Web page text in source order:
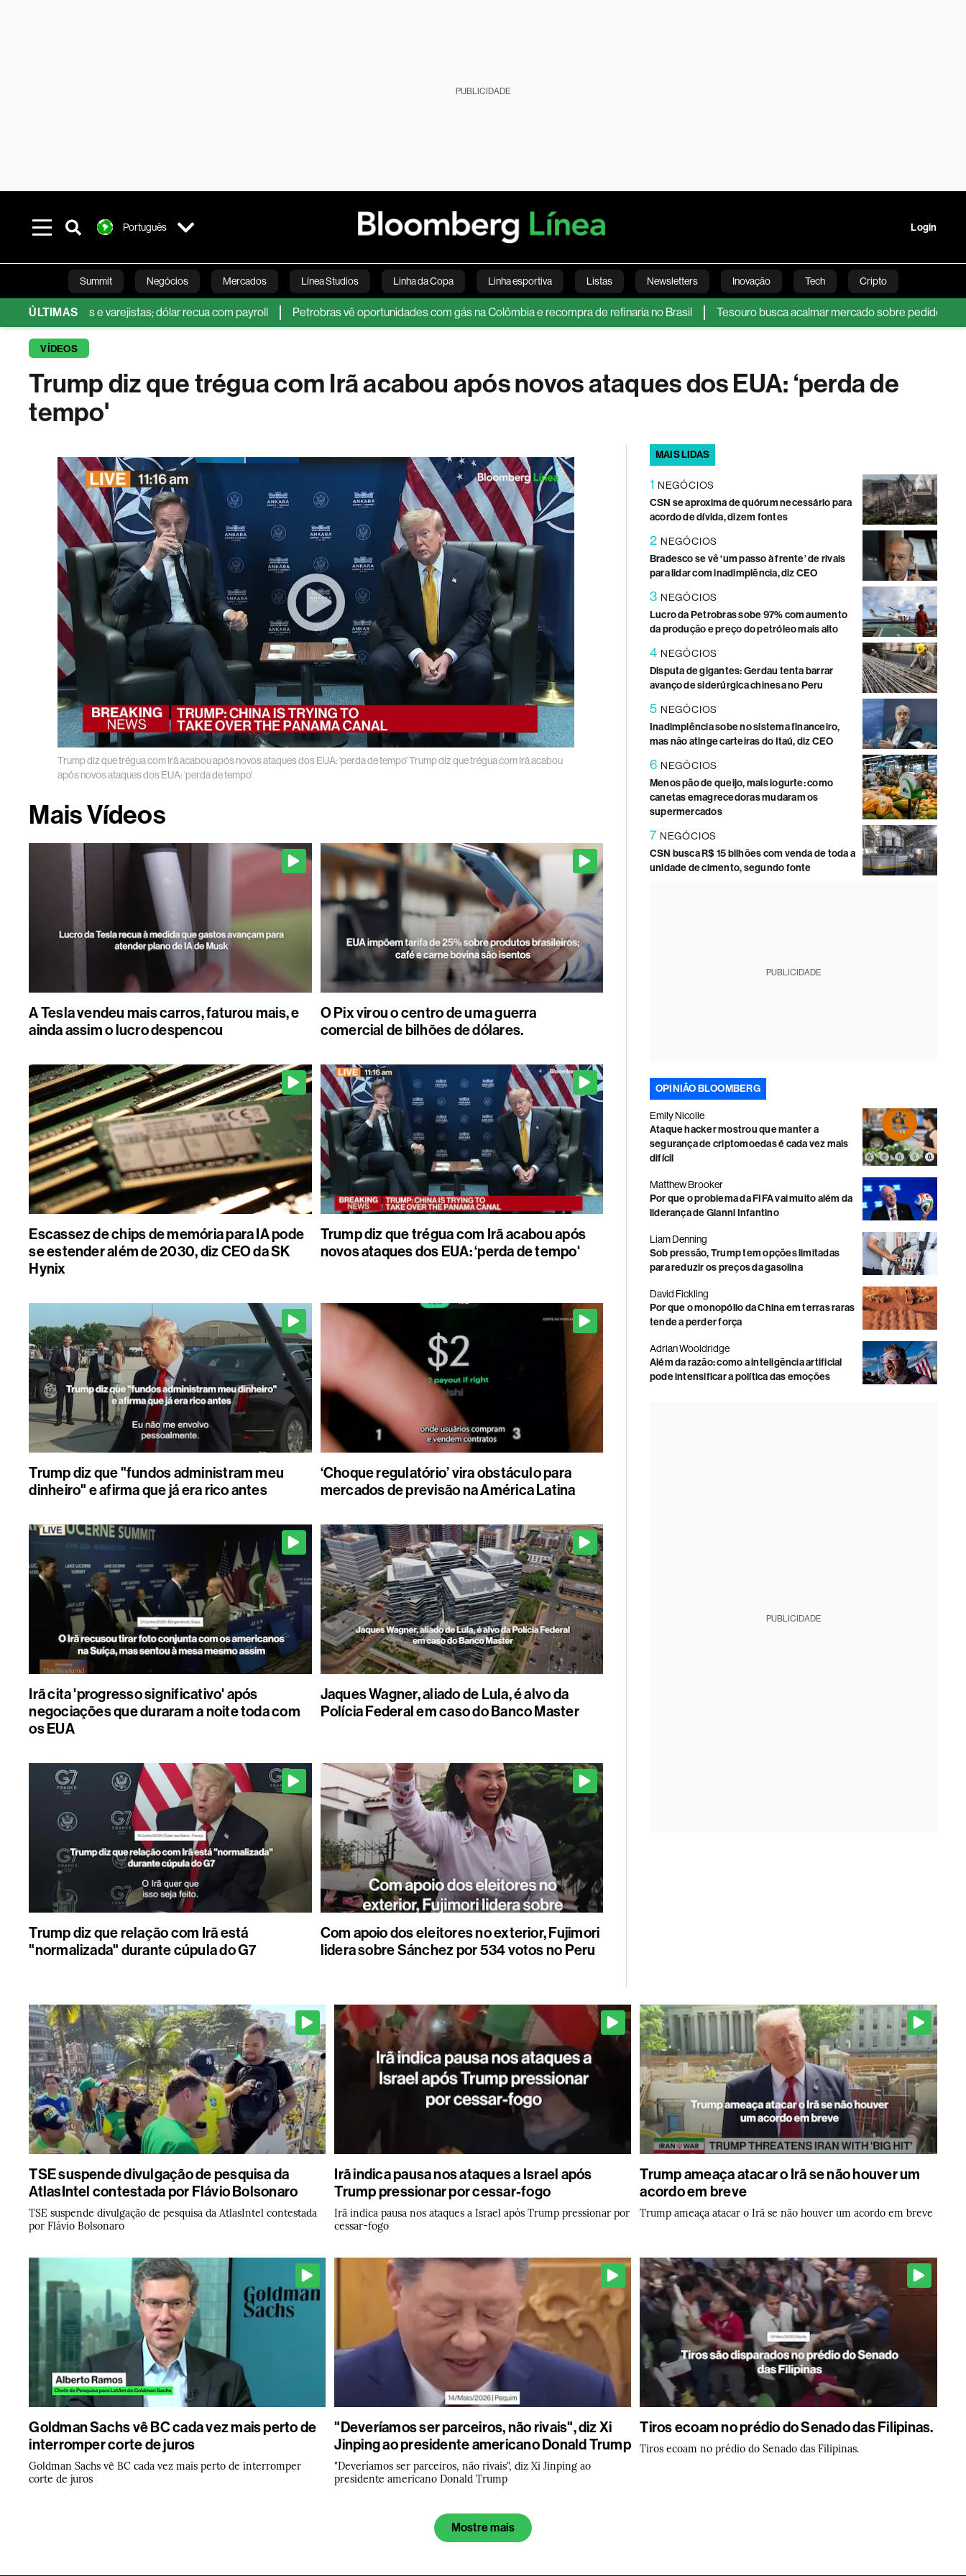
PUBLICIDADE
Português Login
Summit Negócios Mercados Línea Studios Linha da Copa Linha esportiva Listas Newsletters Inovação Tech Cripto
Bloomberg Green Finanças pessoais Viagens Agro Internacional Brasil Startups Linha Executiva Opinião Estilo de vida Vídeos
ÚLTIMAS
e varejistas; dólar recua com payroll Petrobras vê oportunidades com gás na Colômbia e recompra de refinaria no Brasil Tesouro busca acalmar mercado sobre pedido de US$ 35 bi
VÍDEOS
Trump diz que trégua com Irã acabou após novos ataques dos EUA: ‘perda de
tempo'
Trump diz que trégua com Irã acabou após novos ataques dos EUA: ‘perda de tempo'Trump diz que trégua com Irã acabou
após novos ataques dos EUA: ‘perda de tempo'
Mais Vídeos
A Tesla vendeu mais carros, faturou mais, e
ainda assim o lucro despencou
O Pix virou o centro de uma guerra
comercial de bilhões de dólares.
Escassez de chips de memória para IA pode
se estender além de 2030, diz CEO da SK
Hynix
Trump diz que trégua com Irã acabou após
novos ataques dos EUA: ‘perda de tempo'
Trump diz que "fundos administram meu
dinheiro" e afirma que já era rico antes
‘Choque regulatório’ vira obstáculo para
mercados de previsão na América Latina
Irã cita 'progresso significativo' após
negociações que duraram a noite toda com
os EUA
Jaques Wagner, aliado de Lula, é alvo da
Polícia Federal em caso do Banco Master
Trump diz que relação com Irã está
"normalizada" durante cúpula do G7
Com apoio dos eleitores no exterior, Fujimori
lidera sobre Sánchez por 534 votos no Peru
MAIS LIDAS
1 NEGÓCIOS
CSN se aproxima de quórum necessário para
acordo de dívida, dizem fontes
2 NEGÓCIOS
Bradesco se vê ‘um passo à frente’ de rivais
para lidar com inadimplência, diz CEO
3 NEGÓCIOS
Lucro da Petrobras sobe 97% com aumento
da produção e preço do petróleo mais alto
4 NEGÓCIOS
Disputa de gigantes: Gerdau tenta barrar
avanço de siderúrgica chinesa no Peru
5 NEGÓCIOS
Inadimplência sobe no sistema financeiro,
mas não atinge carteiras do Itaú, diz CEO
6 NEGÓCIOS
Menos pão de queijo, mais iogurte: como
canetas emagrecedoras mudaram os
supermercados
7 NEGÓCIOS
CSN busca R$ 15 bilhões com venda de toda a
unidade de cimento, segundo fonte
PUBLICIDADE
OPINIÃO BLOOMBERG
Emily Nicolle
Ataque hacker mostrou que manter a
segurança de criptomoedas é cada vez mais
difícil
Matthew Brooker
Por que o problema da FIFA vai muito além da
liderança de Gianni Infantino
Liam Denning
Sob pressão, Trump tem opções limitadas
para reduzir os preços da gasolina
David Fickling
Por que o monopólio da China em terras raras
tende a perder força
Adrian Wooldridge
Além da razão: como a inteligência artificial
pode intensificar a política das emoções
PUBLICIDADE
TSE suspende divulgação de pesquisa da
AtlasIntel contestada por Flávio Bolsonaro
TSE suspende divulgação de pesquisa da AtlasIntel contestada
por Flávio Bolsonaro
Irã indica pausa nos ataques a Israel após
Trump pressionar por cessar-fogo
Irã indica pausa nos ataques a Israel após Trump pressionar por
cessar-fogo
Trump ameaça atacar o Irã se não houver um
acordo em breve
Trump ameaça atacar o Irã se não houver um acordo em breve
Goldman Sachs vê BC cada vez mais perto de
interromper corte de juros
Goldman Sachs vê BC cada vez mais perto de interromper
corte de juros
"Deveríamos ser parceiros, não rivais", diz Xi
Jinping ao presidente americano Donald Trump
"Deveríamos ser parceiros, não rivais", diz Xi Jinping ao
presidente americano Donald Trump
Tiros ecoam no prédio do Senado das Filipinas.
Tiros ecoam no prédio do Senado das Filipinas.
Mostre mais